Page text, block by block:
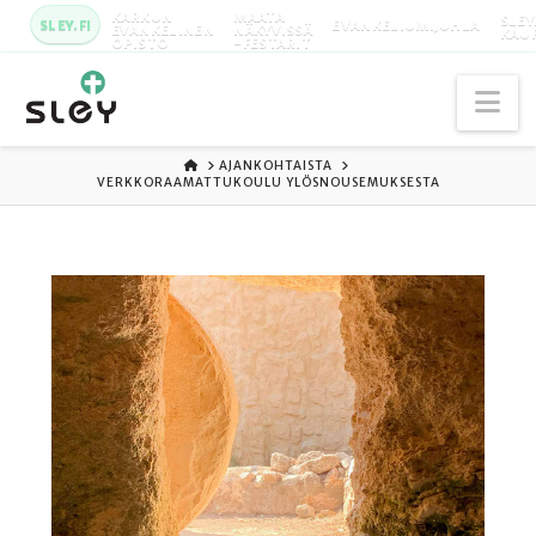
SLEY.FI KARKUN
EVANKELINEN
OPISTO
MAATA
NÄKYVISSÄ
-FESTARIT
EVANKELIUMIJUHLA
ETUSIVU
AJANKOHTAISTA
VERKKORAAMATTUKOULU YLÖSNOUSEMUKSESTA